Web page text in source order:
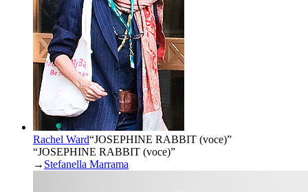
Rachel Ward“JOSEPHINE RABBIT (voce)”
“JOSEPHINE RABBIT (voce)”
→ Stefanella Marrama